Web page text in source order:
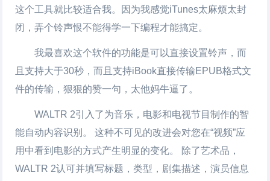
这个工具就比较适合我。因为我感觉iTunes太麻烦太封
闭，弄个铃声恨不能得学一下编程才能搞定。
我最喜欢这个软件的功能是可以直接设置铃声，而
且支持大于30秒，而且支持iBook直接传输EPUB格式文
件的传输，狠狠的赞一句，太他妈牛逼了。
WALTR 2引入了为音乐，电影和电视节目制作的智
能自动内容识别。 这种不可见的改进会对您在“视频”应
用中看到电影的方式产生明显的变化。 除了艺术品，
WALTR 2认可并填写标题，类型，剧集描述，演员信息